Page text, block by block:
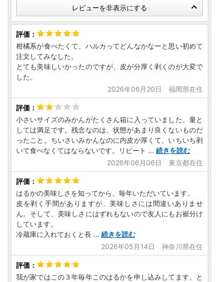
先の不在等によりお届けが出来ず、再送をする場合には、寄
附者負担（着払い）で再送を行います。
※再送の場合は、着払い対応が可能な宅配便等の利用により
配送しますので、ご理解をお願いいたします。
-------------------------------------------
＜オンラインワンストップ特例申請＞
当自治体はオンラインワンストップ申請対象自治体です。
寄附後の申請など、オンラインにて対応が可能です。
複数自治体の寄附もまとめて申請ができ、変更届もオンライ
ン上で完結します。
▼▼▼自治体マイページはこちらから▼▼▼
https://mypg.jp/
レビューを非表示にする
柑橘系が食べたくて、ハルカってどんなかなーと思い初めて
注文してみなした。
とても美味しいかったのですが、皮が分厚く剥くのが大変で
した。
2026年06月20日 福岡県在住
小さいサイズのみかんがたくさん箱に入っていました。量と
しては満足です。残念なのは、状態があまり良くないものだ
ったこと。ちいさいみかんなのに内皮が厚くて、いちいち剥
いて食べなくてはならないです。リピート ... 続きを読む
2026年06月06日 東京都在住
はるかの美味しさを知ってから、毎年いただいています。
皮を剥く手間がありますが、美味しさには間違いありませ
ん。そして、美味しさにはずれもないので友人にもお裾分け
しています。
冷蔵庫に入れておくと長 ... 続きを読む
2026年05月14日 神奈川県在住
我が家ではこの３年毎年このはるかを申し込みしてます。と